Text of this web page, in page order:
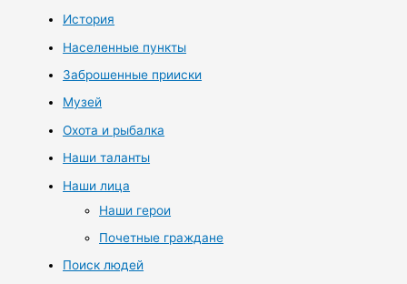
История
Населенные пункты
Заброшенные прииски
Музей
Охота и рыбалка
Наши таланты
Наши лица
Наши герои
Почетные граждане
Поиск людей